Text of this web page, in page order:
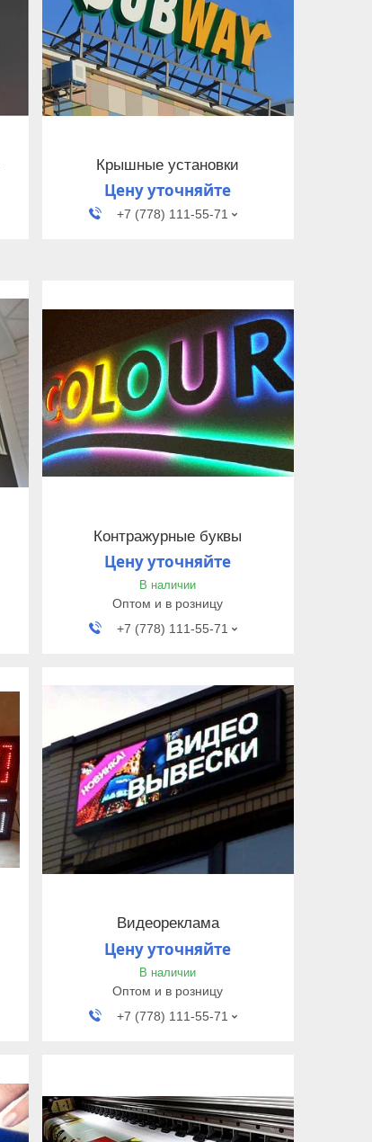
Крышные установки
Цену уточняйте
+7 (778) 111-55-71
Контражурные буквы
Цену уточняйте
В наличии
Оптом и в розницу
+7 (778) 111-55-71
Видеореклама
Цену уточняйте
В наличии
Оптом и в розницу
+7 (778) 111-55-71